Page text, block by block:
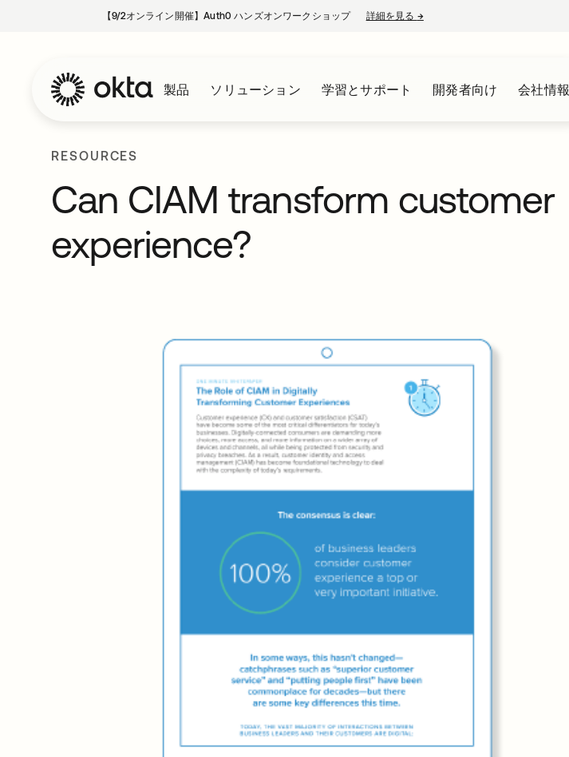
【9/2オンライン開催】Auth0 ハンズオンワークショップ 詳細を見る →新しいタブで開く
製品 ソリューション 学習とサポート 開発者向け 会社情報
RESOURCES
Can CIAM transform customer
experience?